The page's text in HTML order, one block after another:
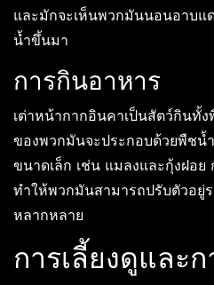
และมักจะเห็นพวกมันนอนอาบ
น้ำขึ้นมา
การกินอาหาร
เต่าหน้ากากอินคาเป็นสัตว์กินทั้
ของพวกมันจะประกอบด้วยพืชน้
ขนาดเล็ก เช่น แมลงและกุ้งฝอ
ทำให้พวกมันสามารถปรับตัวอยู่
หลากหลาย
การเลี้ยงดูและ